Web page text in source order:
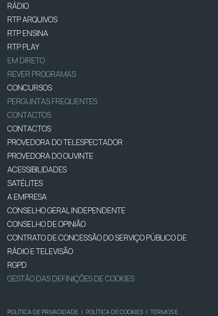
RÁDIO
RTP ARQUIVOS
RTP ENSINA
RTP PLAY
EM DIRETO
REVER PROGRAMAS
CONCURSOS
PERGUNTAS FREQUENTES
CONTACTOS
CONTACTOS
PROVEDORA DO TELESPECTADOR
PROVEDORA DO OUVINTE
ACESSIBILIDADES
SATÉLITES
A EMPRESA
CONSELHO GERAL INDEPENDENTE
CONSELHO DE OPINIÃO
CONTRATO DE CONCESSÃO DO SERVIÇO PÚBLICO DE
RÁDIO E TELEVISÃO
RGPD
GESTÃO DAS DEFINIÇÕES DE COOKIES
POLÍTICA DE PRIVACIDADE | POLÍTICA DE COOKIES | TERMOS E